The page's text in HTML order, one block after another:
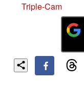
Triple-Cam